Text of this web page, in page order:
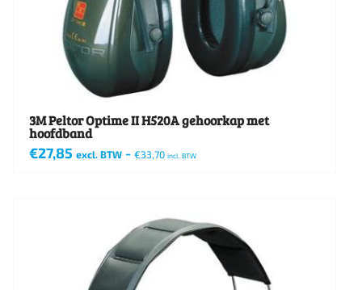
3M Peltor Optime II H520A gehoorkap met
hoofdband
€27,85 excl. BTW - €33,70 incl. BTW